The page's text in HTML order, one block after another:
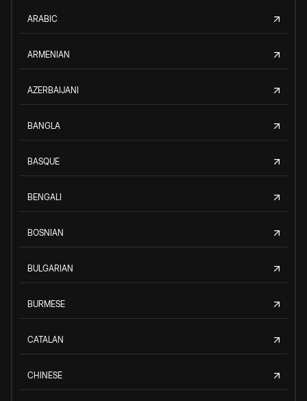
ARABIC
ARMENIAN
AZERBAIJANI
BANGLA
BASQUE
BENGALI
BOSNIAN
BULGARIAN
BURMESE
CATALAN
CHINESE